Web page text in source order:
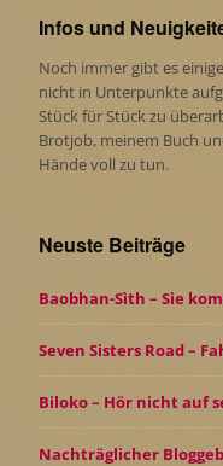
Infos und
Noch immer gibt es
nicht in Unterpunkte
Stück für Stück zu
Brotjob, meinem Buch
Hände voll zu tun.
Neuste Beiträge
Baobhan-Sìth – Sie
Seven Sisters Road –
Biloko – Hör nicht auf
Nachträglicher